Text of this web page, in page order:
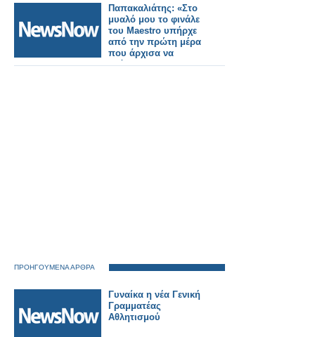
Παπακαλιάτης: «Στο
μυαλό μου το φινάλε
του Maestro υπήρχε
από την πρώτη μέρα
που άρχισα να
γράφω»
ΠΡΟΗΓΟΥΜΕΝΑ ΑΡΘΡΑ
Γυναίκα η νέα Γενική
Γραμματέας
Αθλητισμού